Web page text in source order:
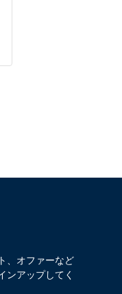
、オファーなど
ンアップしてく